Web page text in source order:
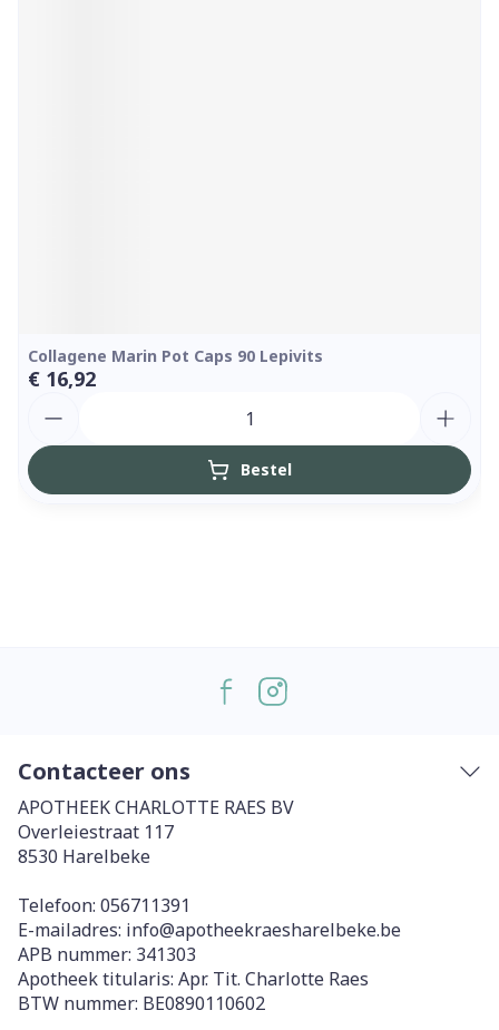
Collagene Marin Pot Caps 90 Lepivits
€ 16,92
Bestel
Contacteer ons
APOTHEEK CHARLOTTE RAES BV
Overleiestraat 117
8530 Harelbeke
Telefoon: 056711391
E-mailadres: info@apotheekraesharelbeke.be
APB nummer: 341303
Apotheek titularis: Apr. Tit. Charlotte Raes
BTW nummer: BE0890110602